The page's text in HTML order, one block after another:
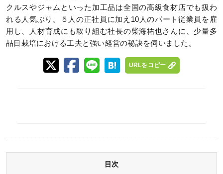
クルスやジャムといった加工品は全国の高級食材店でも扱わ
れる人気ぶり。５人の正社員に加え10人のパート従業員を雇
用し、人材育成にも取り組む社長の柴海祐也さんに、少量多
品目栽培における工夫と強い経営の秘訣を伺いました。
URLをコピー
目次